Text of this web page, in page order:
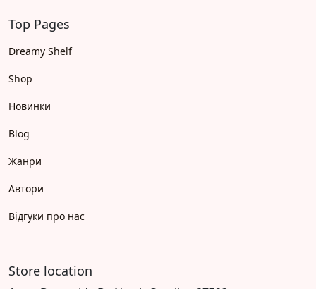
Top Pages
Dreamy Shelf
Shop
Новинки
Blog
Жанри
Автори
Відгуки про нас
Store location